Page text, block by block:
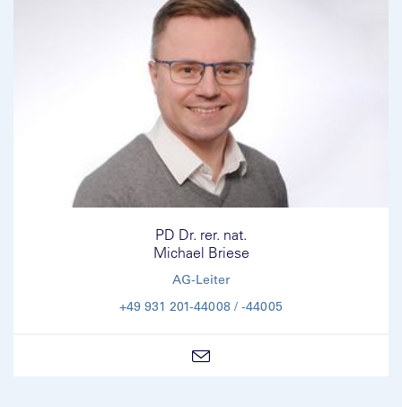
PD Dr. rer. nat.
Michael Briese
AG-Leiter
+49 931 201-44008 / -44005